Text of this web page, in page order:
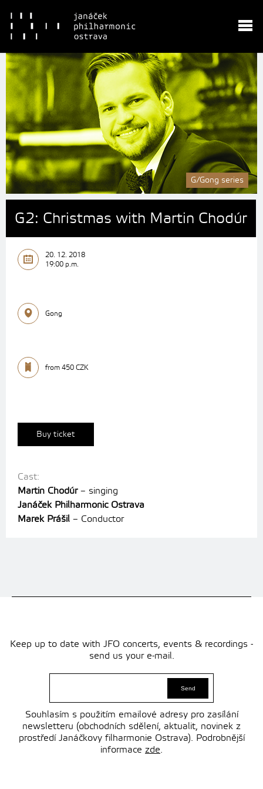
G/Gong series
G2: Christmas with Martin Chodúr
20. 12. 2018
19:00 p.m.
Gong
from 450 CZK
Buy ticket
Cast:
Martin Chodúr– singing
Janáček Philharmonic Ostrava
Marek Prášil – Conductor
Keep up to date with JFO concerts, events & recordings -
send us your e-mail.
Souhlasím s použitím emailové adresy pro zasílání
newsletteru (obchodních sdělení, aktualit, novinek z
prostředí Janáčkovy filharmonie Ostrava). Podrobnější
informace zde.